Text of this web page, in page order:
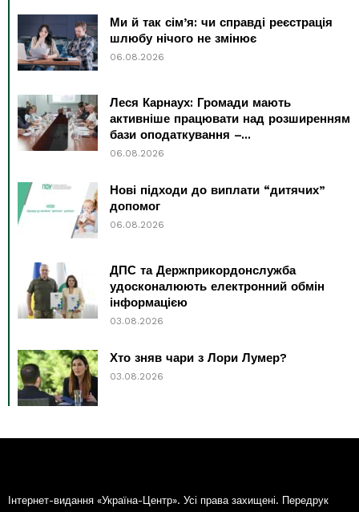
Ми й так сім’я: чи справді реєстрація
шлюбу нічого не змінює
06.08.2026
Леся Карнаух: Громади мають
активніше працювати над розширенням
бази оподаткування –...
06.08.2026
Нові підходи до виплати “дитячих”
допомог
06.08.2026
ДПС та Держприкордонслужба
удосконалюють електронний обмін
інформацією
03.08.2026
Хто зняв чари з Лори Лумер?
03.08.2026
Інтернет-видання «Україна-Центр». Усі права захищені. Передрук